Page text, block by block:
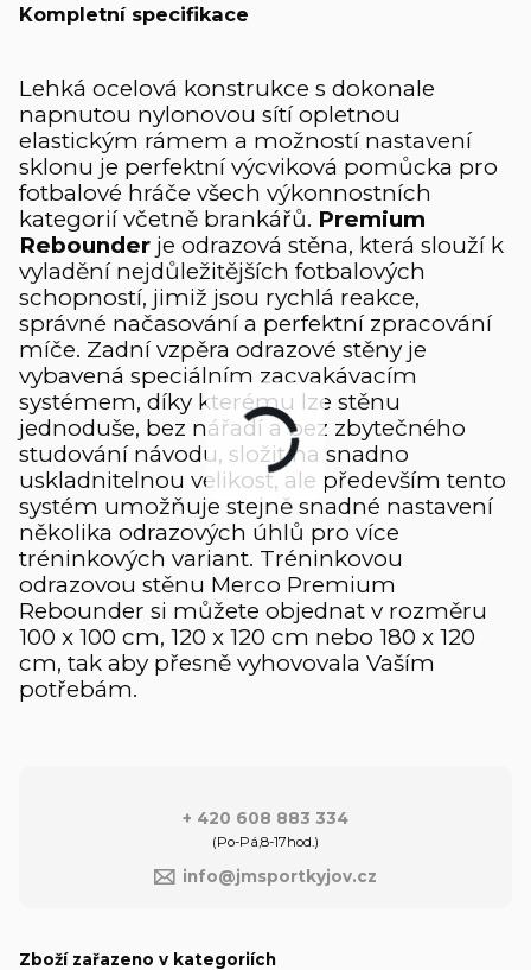
Kompletní specifikace
Lehká ocelová konstrukce s dokonale
napnutou nylonovou sítí opletnou
elastickým rámem a možností nastavení
sklonu je perfektní výcviková pomůcka pro
fotbalové hráče všech výkonnostních
kategorií včetně brankářů. Premium
Rebounder je odrazová stěna, která slouží k
vyladění nejdůležitějších fotbalových
schopností, jimiž jsou rychlá reakce,
správné načasování a perfektní zpracování
míče. Zadní vzpěra odrazové stěny je
vybavená speciálním zacvakávacím
systémem, díky kterému lze stěnu
jednoduše, bez nářadí a bez zbytečného
studování návodu, složit na snadno
uskladnitelnou velikost, ale především tento
systém umožňuje stejně snadné nastavení
několika odrazových úhlů pro více
tréninkových variant. Tréninkovou
odrazovou stěnu Merco Premium
Rebounder si můžete objednat v rozměru
100 x 100 cm, 120 x 120 cm nebo 180 x 120
cm, tak aby přesně vyhovovala Vaším
potřebám.
+ 420 608 883 334
(Po-Pá,8-17hod.)
info@jmsportkyjov.cz
Zboží zařazeno v kategoriích